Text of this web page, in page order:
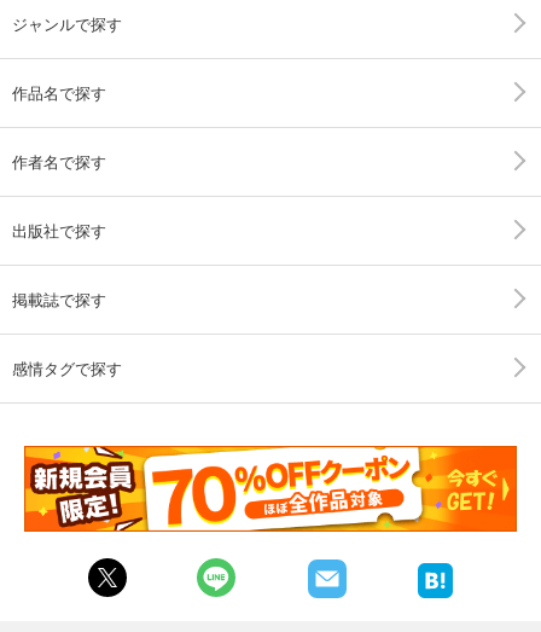
ジャンルで探す
作品名で探す
作者名で探す
出版社で探す
掲載誌で探す
感情タグで探す